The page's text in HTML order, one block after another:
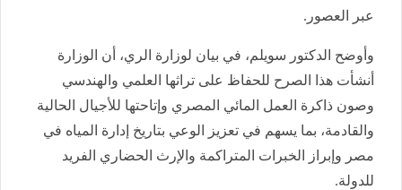
عبر العصور.
وأوضح الدكتور سويلم، في بيان لوزارة الري، أن الوزارة
أنشأت هذا الصرح للحفاظ على تراثها العلمي والهندسي
وصون ذاكرة العمل المائي المصري وإتاحتها للأجيال الحالية
والقادمة، بما يسهم في تعزيز الوعي بتاريخ إدارة المياه في
مصر وإبراز الخبرات المتراكمة والإرث الحضاري الفريد
للدولة.